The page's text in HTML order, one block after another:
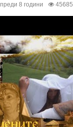
преди 8 години 45685